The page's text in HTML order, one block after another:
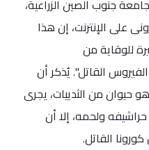
جنوب الصين الزراعية،
على الإنترنت، إن هذا
للوقاية من
القاتل".يُذكر أن
حيوان من الثدييات، يجرى
ولحمه، إلا أن
القاتل.